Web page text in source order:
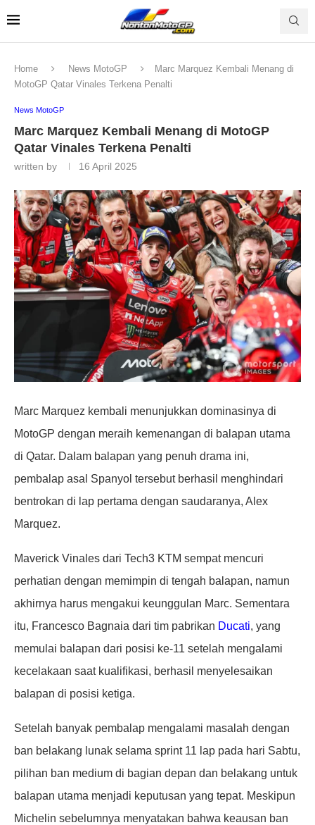
Home News MotoGP
Marc Marquez Kembali Menang di
MotoGP Qatar Vinales Terkena Penalti
News MotoGP
Marc Marquez Kembali Menang di MotoGP
Qatar Vinales Terkena Penalti
written by 16 April 2025
Marc Marquez kembali menunjukkan dominasinya di
MotoGP dengan meraih kemenangan di balapan utama
di Qatar. Dalam balapan yang penuh drama ini,
pembalap asal Spanyol tersebut berhasil menghindari
bentrokan di lap pertama dengan saudaranya, Alex
Marquez.
Maverick Vinales dari Tech3 KTM sempat mencuri
perhatian dengan memimpin di tengah balapan, namun
akhirnya harus mengakui keunggulan Marc. Sementara
itu, Francesco Bagnaia dari tim pabrikan Ducati, yang
memulai balapan dari posisi ke-11 setelah mengalami
kecelakaan saat kualifikasi, berhasil menyelesaikan
balapan di posisi ketiga.
Setelah banyak pembalap mengalami masalah dengan
ban belakang lunak selama sprint 11 lap pada hari Sabtu,
pilihan ban medium di bagian depan dan belakang untuk
balapan utama menjadi keputusan yang tepat. Meskipun
Michelin sebelumnya menyatakan bahwa keausan ban